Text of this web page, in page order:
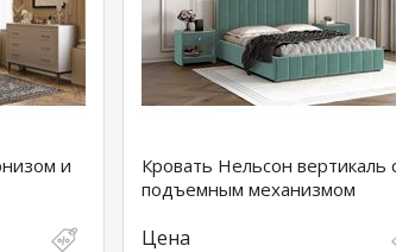
и
Кровать Нельсон вертикаль
подъемным механизмом
Цена